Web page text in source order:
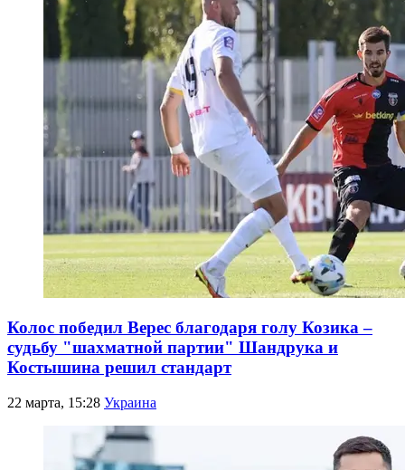
Колос победил Верес благодаря голу Козика –
судьбу "шахматной партии" Шандрука и
Костышина решил стандарт
22 марта, 15:28 Украина